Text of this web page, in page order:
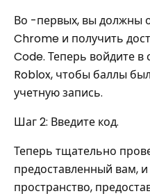
Во -первых, вы должны
Chrome и получить
Code. Теперь войдите в
Roblox, чтобы баллы
учетную запись.
Шаг 2: Введите код.
Теперь тщательно
предоставленный вам, и
пространство,